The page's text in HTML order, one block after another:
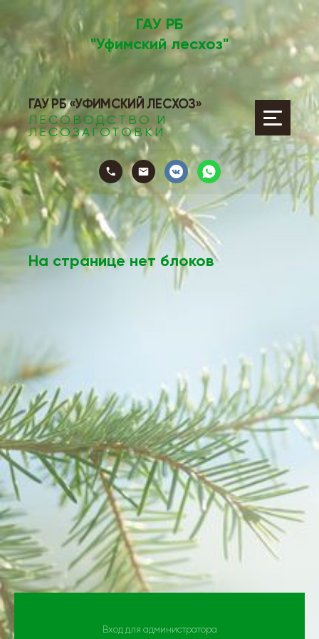
ГАУ РБ
"Уфимский лесхоз"
ГАУ РБ «УФИМСКИЙ ЛЕСХОЗ»
ЛЕСОВОДСТВО И
ЛЕСОЗАГОТОВКИ
На странице нет блоков
Вход для администратора